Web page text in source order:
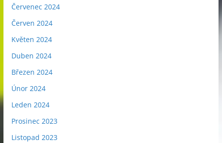
Červenec 2024
Červen 2024
Květen 2024
Duben 2024
Březen 2024
Únor 2024
Leden 2024
Prosinec 2023
Listopad 2023